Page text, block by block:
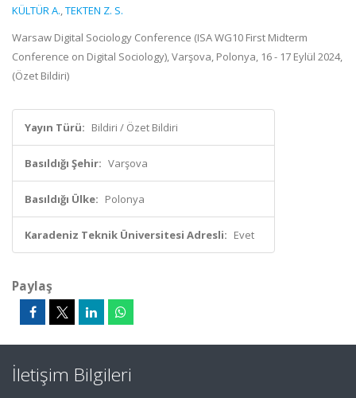
KÜLTÜR A.,TEKTEN Z. S.
Warsaw Digital Sociology Conference (ISA WG10 First Midterm
Conference on Digital Sociology), Varşova, Polonya, 16 - 17 Eylül 2024,
(Özet Bildiri)
Yayın Türü: Bildiri / Özet Bildiri
Basıldığı Şehir: Varşova
Basıldığı Ülke: Polonya
Karadeniz Teknik Üniversitesi Adresli: Evet
Paylaş
İletişim Bilgileri